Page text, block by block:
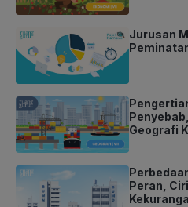
Jurusan
Geografi
Peran,